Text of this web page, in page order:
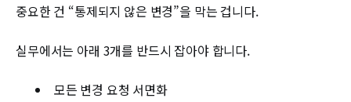
중요한 건 “통제되지 않은 변경”을 막는 겁니다.
실무에서는 아래 3개를 반드시 잡아야 합니다.
모든 변경 요청 서면화